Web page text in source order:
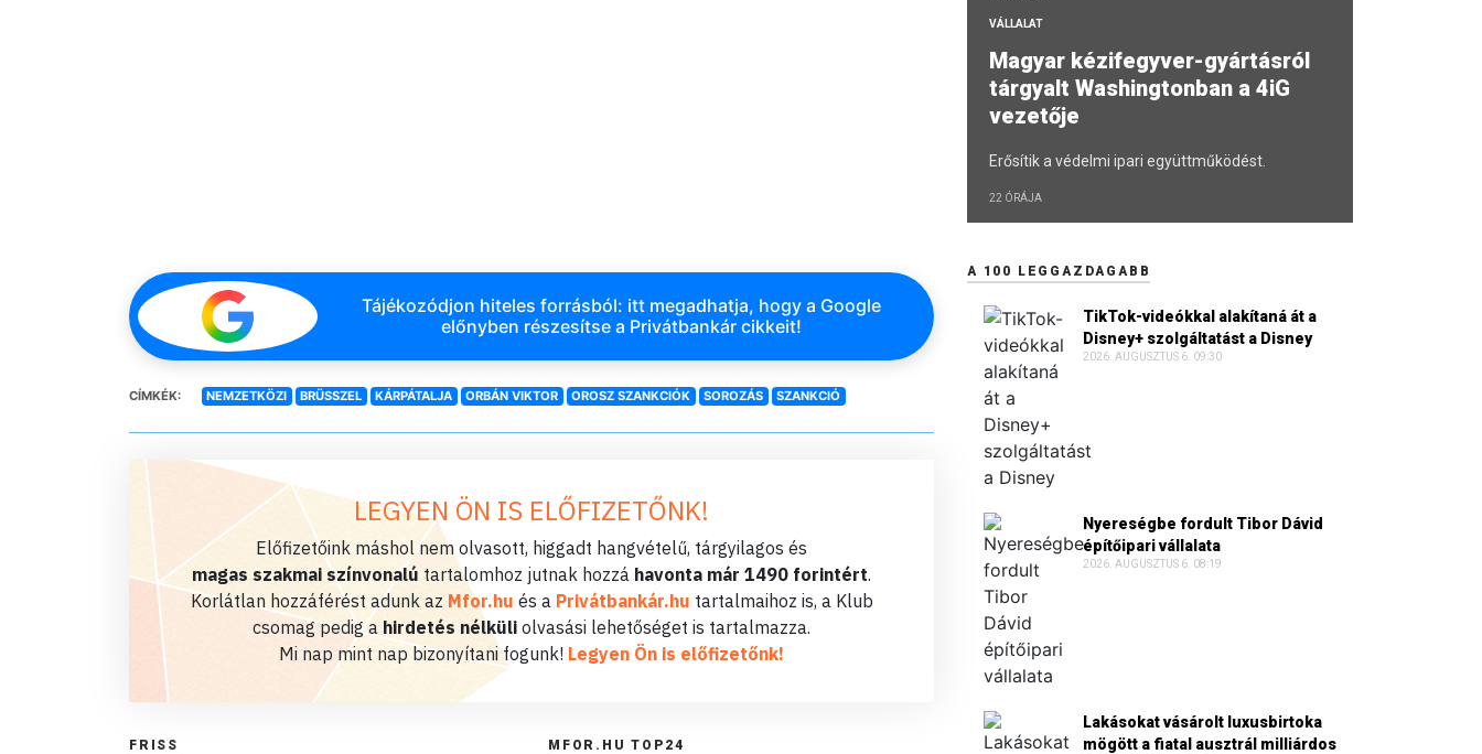
Tájékozódjon hiteles forrásból: itt megadhatja, hogy a Google
előnyben részesítse a Privátbankár cikkeit!
CÍMKÉK: NEMZETKÖZI BRÜSSZEL KÁRPÁTALJA ORBÁN VIKTOR OROSZ SZANKCIÓK SOROZÁS SZANKCIÓ
LEGYEN ÖN IS ELŐFIZETŐNK!
Előfizetőink máshol nem olvasott, higgadt hangvételű, tárgyilagos és
magas szakmai színvonalú tartalomhoz jutnak hozzá havonta már 1490 forintért.
Korlátlan hozzáférést adunk az Mfor.hu és a Privátbankár.hu tartalmaihoz is, a Klub
csomag pedig a hirdetés nélküli olvasási lehetőséget is tartalmazza.
Mi nap mint nap bizonyítani fogunk! Legyen Ön is előfizetőnk!
FRISS MFOR.HU TOP24
VÁLLALAT
Magyar kézifegyver-gyártásról
tárgyalt Washingtonban a 4iG
vezetője
Erősítik a védelmi ipari együttműködést.
22 ÓRÁJA
A 100 LEGGAZDAGABB
TikTok-videókkal alakítaná át a
Disney+ szolgáltatást a Disney
2026. AUGUSZTUS 6. 09:30
Nyereségbe fordult Tibor Dávid
építőipari vállalata
2026. AUGUSZTUS 6. 08:19
Lakásokat vásárolt luxusbirtoka
mögött a fiatal ausztrál milliárdos